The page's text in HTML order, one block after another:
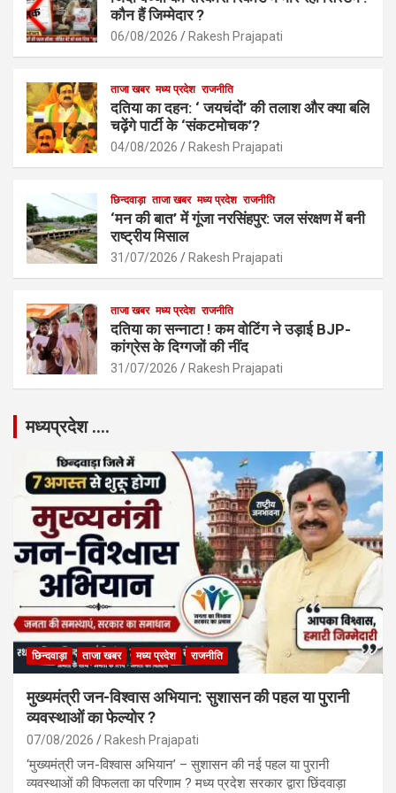
o
o
k
A
p
p
कौन हैं जिम्मेदार ?
06/08/2026 Rakesh Prajapati
ताजा खबर मध्य प्रदेश राजनीति
दतिया का दहन: ‘ जयचंदों’ की तलाश और क्या बलि
चढ़ेंगे पार्टी के ‘संकटमोचक’?
04/08/2026 Rakesh Prajapati
छिन्दवाड़ा ताजा खबर मध्य प्रदेश राजनीति
‘मन की बात’ में गूंजा नरसिंहपुर: जल संरक्षण में बनी
राष्ट्रीय मिसाल
31/07/2026 Rakesh Prajapati
ताजा खबर मध्य प्रदेश राजनीति
दतिया का सन्नाटा ! कम वोटिंग ने उड़ाई BJP-
कांग्रेस के दिग्गजों की नींद
31/07/2026 Rakesh Prajapati
मध्यप्रदेश ….
छिन्दवाड़ा ताजा खबर मध्य प्रदेश राजनीति
मुख्यमंत्री जन-विश्वास अभियान: सुशासन की पहल या पुरानी
व्यवस्थाओं का फेल्योर ?
07/08/2026 Rakesh Prajapati
‘मुख्यमंत्री जन-विश्वास अभियान’ – सुशासन की नई पहल या पुरानी
व्यवस्थाओं की विफलता का परिणाम ? मध्य प्रदेश सरकार द्वारा छिंदवाड़ा